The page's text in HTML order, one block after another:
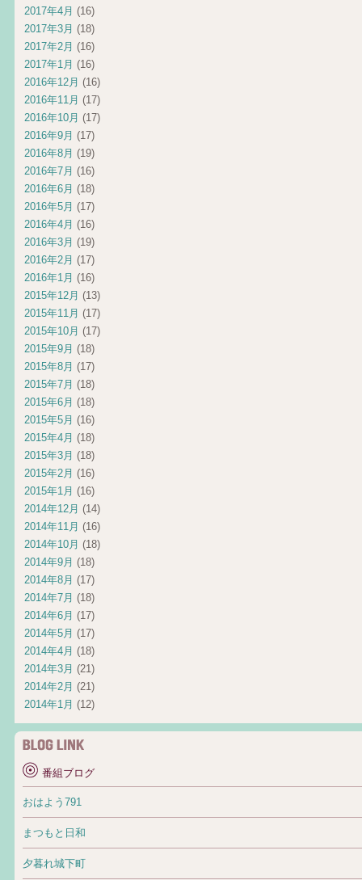
2017年4月 (16)
2017年3月 (18)
2017年2月 (16)
2017年1月 (16)
2016年12月 (16)
2016年11月 (17)
2016年10月 (17)
2016年9月 (17)
2016年8月 (19)
2016年7月 (16)
2016年6月 (18)
2016年5月 (17)
2016年4月 (16)
2016年3月 (19)
2016年2月 (17)
2016年1月 (16)
2015年12月 (13)
2015年11月 (17)
2015年10月 (17)
2015年9月 (18)
2015年8月 (17)
2015年7月 (18)
2015年6月 (18)
2015年5月 (16)
2015年4月 (18)
2015年3月 (18)
2015年2月 (16)
2015年1月 (16)
2014年12月 (14)
2014年11月 (16)
2014年10月 (18)
2014年9月 (18)
2014年8月 (17)
2014年7月 (18)
2014年6月 (17)
2014年5月 (17)
2014年4月 (18)
2014年3月 (21)
2014年2月 (21)
2014年1月 (12)
番組ブログ
おはよう791
まつもと日和
夕暮れ城下町